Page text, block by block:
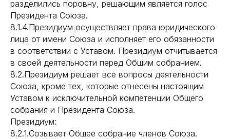
разделились поровну, решающим является голос
Президента Союза.
8.1.4.Президиум осуществляет права юридического
лица от имени Союза и исполняет его обязанности
в соответствии с Уставом. Президиум отчитывается
в своей деятельности перед Общим собранием.
8.2.Президиум решает все вопросы деятельности
Союза, кроме тех, которые отнесены настоящим
Уставом к исключительной компетенции Общего
собрания и Президента Союза.
Президиум:
8.2.1.Созывает Общее собрание членов Союза.